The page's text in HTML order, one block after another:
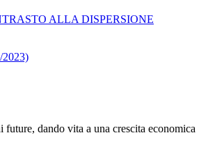
ALLA DISPERSIONE
future, dando vita a una crescita economica